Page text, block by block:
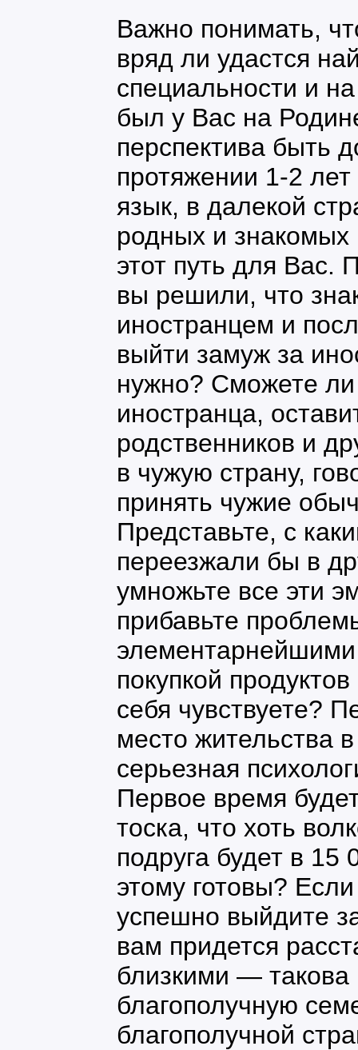
Важно понимать,
вряд ли удастся
специальности и
был у Вас на
перспектива быть
протяжении 1-2
язык, в далекой
родных и
этот путь для Вас.
вы решили, что
иностранцем и
выйти замуж за
нужно? Сможете
иностранца,
родственников и
в чужую страну,
принять чужие
Представьте, с
переезжали бы в
умножьте все эти
прибавьте
покупкой
себя чувствуете?
место жительства
серьезная
Первое время
тоска, что хоть
подруга будет в
этому готовы?
успешно выйдите
вам придется
близкими — такова
благополучную
благополучной